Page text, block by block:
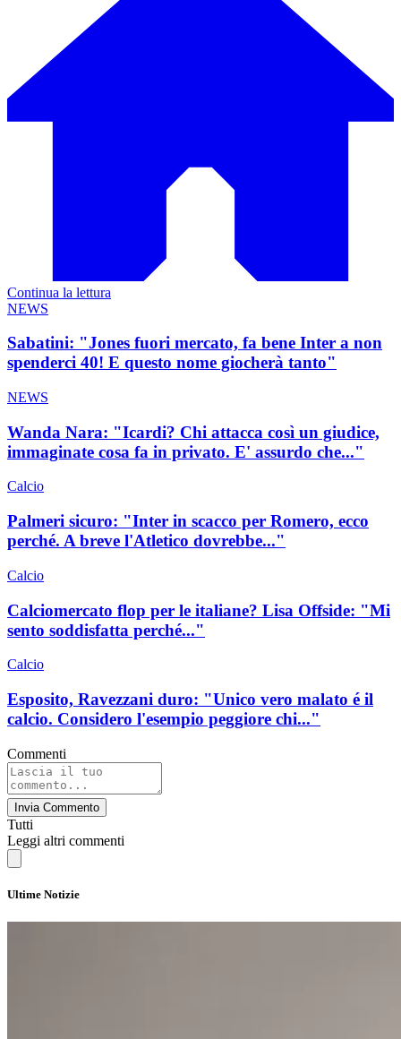
Continua la lettura
NEWS
Sabatini: "Jones fuori mercato, fa bene Inter a non
spenderci 40! E questo nome giocherà tanto"
NEWS
Wanda Nara: "Icardi? Chi attacca così un giudice,
immaginate cosa fa in privato. E' assurdo che..."
Calcio
Palmeri sicuro: "Inter in scacco per Romero, ecco
perché. A breve l'Atletico dovrebbe..."
Calcio
Calciomercato flop per le italiane? Lisa Offside: "Mi
sento soddisfatta perché..."
Calcio
Esposito, Ravezzani duro: "Unico vero malato é il
calcio. Considero l'esempio peggiore chi..."
Commenti
Invia Commento
Tutti
Leggi altri commenti
Ultime Notizie